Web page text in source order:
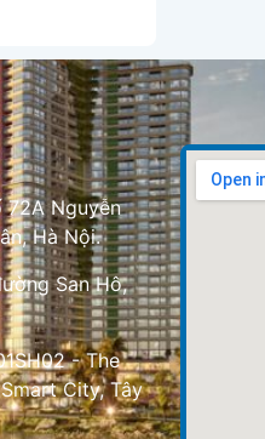
72A Nguyễn
Hà Nội.
San Hô,
- The
City, Tây